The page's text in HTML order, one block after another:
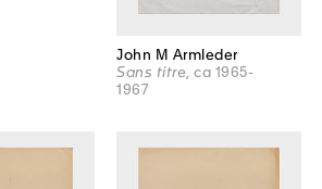
John M Armleder
Sans titre , ca 1965-
1967